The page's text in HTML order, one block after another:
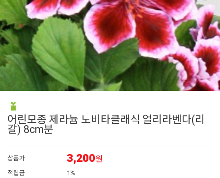
어린모종 국화
제라늄
어린모종 제라늄 노비타클래식 얼리라벤다(리
갈) 8cm분
상품가 3,200원
적립금
1%